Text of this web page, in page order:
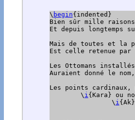
\ begin{indented}
Bien sûr mille
Et depuis longtemps
Mais de toutes et la
Est celle retenue par
Les Ottomans
Auraient donné le
Les points
	\
i{Kara} ou
		\
i